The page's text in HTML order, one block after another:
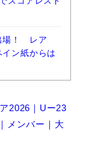
場！ レア
ン紙からは
2026｜Uー23
メンバー｜大